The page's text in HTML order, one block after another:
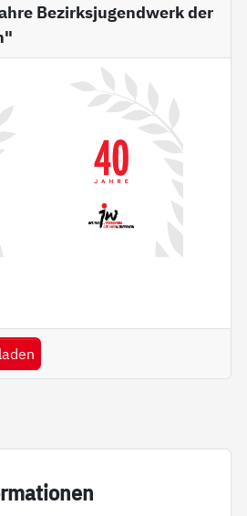
Bezirksjugendwerk der